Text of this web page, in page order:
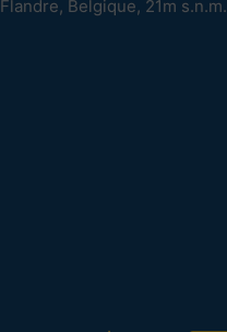
Flandre, Belgique, 21m s.n.m.